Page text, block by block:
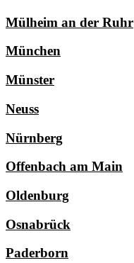
Mülheim an der Ruhr
München
Münster
Neuss
Nürnberg
Offenbach am Main
Oldenburg
Osnabrück
Paderborn